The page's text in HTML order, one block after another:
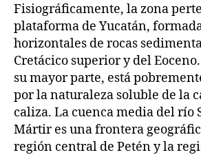
Fisiográficamente, la zona
plataforma de Yucatán,
horizontales de rocas
Cretácico superior y del
su mayor parte, está
por la naturaleza soluble de la
caliza. La cuenca media del río
Mártir es una frontera
región central de Petén y la